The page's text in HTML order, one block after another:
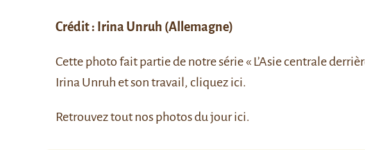
Crédit : Irina Unruh (Allemagne)
Cette photo fait partie de notre série « L’Asie centrale
Irina Unruh et son travail, cliquez ici.
Retrouvez tout nos photos du jourici.